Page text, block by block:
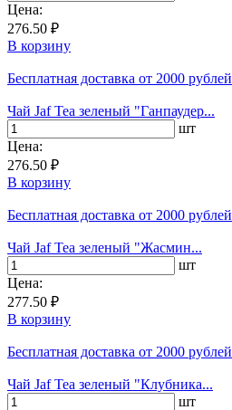
Цена:
276.50 ₽
В корзину
Бесплатная доставка от 2000 рублей
Чай Jaf Tea зеленый "Ганпаудер...
шт
Цена:
276.50 ₽
В корзину
Бесплатная доставка от 2000 рублей
Чай Jaf Tea зеленый "Жасмин...
шт
Цена:
277.50 ₽
В корзину
Бесплатная доставка от 2000 рублей
Чай Jaf Tea зеленый "Клубника...
шт